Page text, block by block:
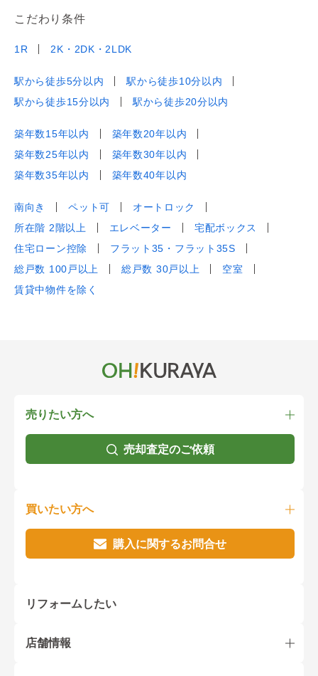
こだわり条件
1R 2K・2DK・2LDK
駅から徒歩5分以内
駅から徒歩10分以内
駅から徒歩15分以内
駅から徒歩20分以内
築年数15年以内
築年数20年以内
築年数25年以内
築年数30年以内
築年数35年以内
築年数40年以内
南向き ペット可
オートロック
所在階 2階以上
エレベーター
宅配ボックス
住宅ローン控除
フラット35・フラット35S
総戸数 100戸以上
総戸数 30戸以上
空室
賃貸中物件を除く
売りたい方へ
売却査定のご依頼
買いたい方へ
購入に関するお問合せ
リフォームしたい
店舗情報